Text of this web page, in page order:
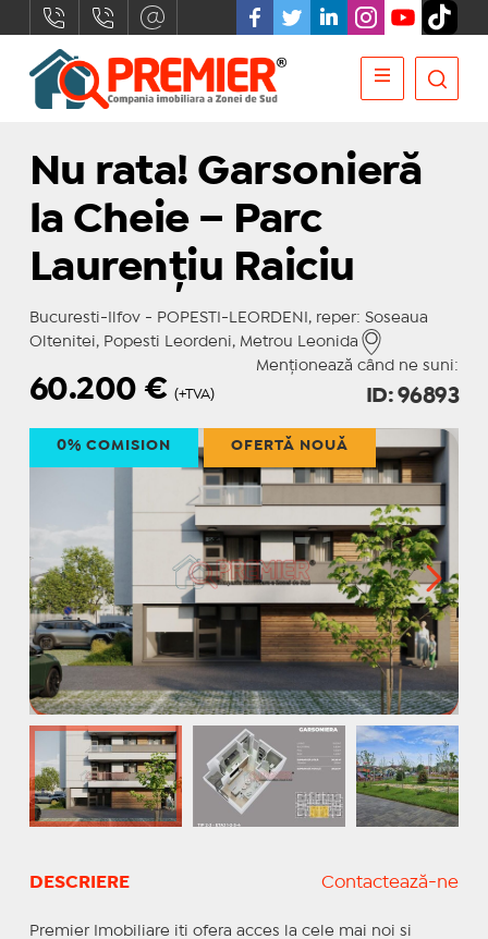
Nu rata! Garsonieră
la Cheie – Parc
Laurențiu Raiciu
Bucuresti-Ilfov - POPESTI-LEORDENI, reper: Soseaua
Oltenitei, Popesti Leordeni, Metrou Leonida
Menționează când ne suni:
60.200€ (+TVA) ID: 96893
0% COMISION OFERTĂ NOUĂ
DESCRIERE Contactează-ne
Premier Imobiliare iti ofera acces la cele mai noi si